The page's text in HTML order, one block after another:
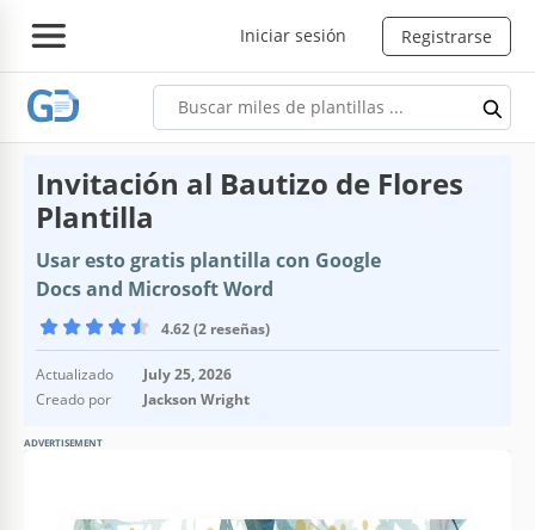
Iniciar sesión Registrarse
Invitación al Bautizo de Flores
Plantilla
Usar esto gratis plantilla con Google
Docs and Microsoft Word
4.62 (2 reseñas)
Actualizado
July 25, 2026
Creado por
Jackson Wright
ADVERTISEMENT